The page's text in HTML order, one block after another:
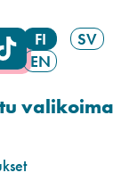
FI
SV
EN